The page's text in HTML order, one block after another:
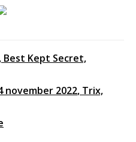
Best Kept Secret,
november 2022 Trix,